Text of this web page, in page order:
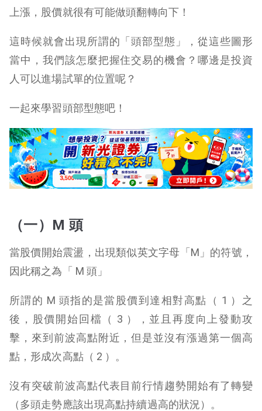
上漲，股價就很有可能做頭翻轉向下！
這時候就會出現所謂的「頭部型態」，從這些圖形
當中，我們該怎麼把握住交易的機會？哪邊是投資
人可以進場試單的位置呢？
一起來學習頭部型態吧！
（一）M 頭
當股價開始震盪，出現類似英文字母「M」的符號，
因此稱之為「 M 頭」
所謂的 M 頭指的是當股價到達相對高點（ 1 ）之
後，股價開始回檔（ 3 ），並且再度向上發動攻
擊，來到前波高點附近，但是並沒有漲過第一個高
點，形成次高點（ 2 ）。
沒有突破前波高點代表目前行情趨勢開始有了轉變
（多頭走勢應該出現高點持續過高的狀況）。